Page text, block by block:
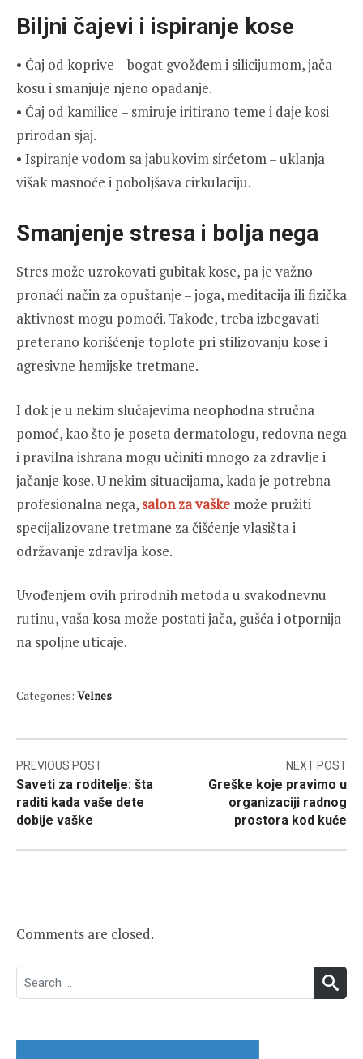
Biljni čajevi i ispiranje kose
• Čaj od koprive – bogat gvožđem i silicijumom, jača
kosu i smanjuje njeno opadanje.
• Čaj od kamilice – smiruje iritirano teme i daje kosi
prirodan sjaj.
• Ispiranje vodom sa jabukovim sirćetom – uklanja
višak masnoće i poboljšava cirkulaciju.
Smanjenje stresa i bolja nega
Stres može uzrokovati gubitak kose, pa je važno
pronaći način za opuštanje – joga, meditacija ili fizička
aktivnost mogu pomoći. Takođe, treba izbegavati
preterano korišćenje toplote pri stilizovanju kose i
agresivne hemijske tretmane.
I dok je u nekim slučajevima neophodna stručna
pomoć, kao što je poseta dermatologu, redovna nega
i pravilna ishrana mogu učiniti mnogo za zdravlje i
jačanje kose. U nekim situacijama, kada je potrebna
profesionalna nega, salon za vaške može pružiti
specijalizovane tretmane za čišćenje vlasišta i
održavanje zdravlja kose.
Uvođenjem ovih prirodnih metoda u svakodnevnu
rutinu, vaša kosa može postati jača, gušća i otpornija
na spoljne uticaje.
Categories: Velnes
Post
navigation
PREVIOUS POST
Saveti za roditelje: šta
raditi kada vaše dete
dobije vaške
NEXT POST
Greške koje pravimo u
organizaciji radnog
prostora kod kuće
Comments are closed.
Search
for: